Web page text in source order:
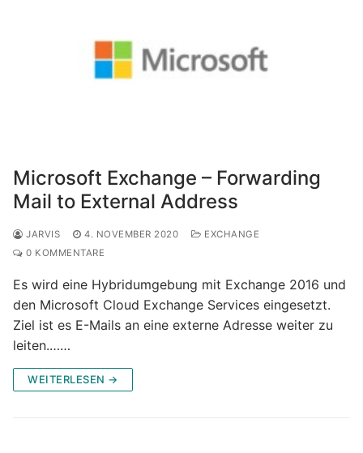
Microsoft Exchange – Forwarding
Mail to External Address
JARVIS 4. NOVEMBER 2020
EXCHANGE
0 KOMMENTARE
Es wird eine Hybridumgebung mit Exchange 2016 und
den Microsoft Cloud Exchange Services eingesetzt.
Ziel ist es E-Mails an eine externe Adresse weiter zu
leiten.……
WEITERLESEN →